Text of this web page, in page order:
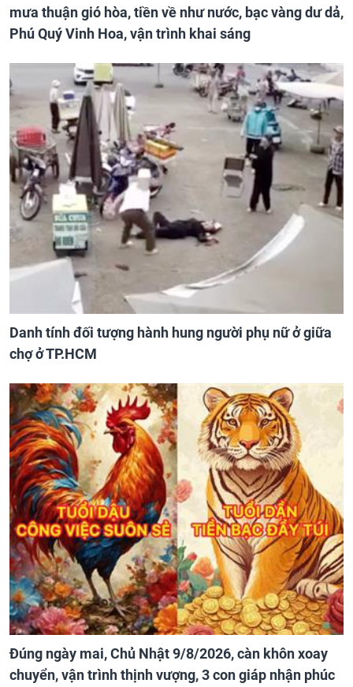
mưa thuận gió hòa, tiền về như nước, bạc vàng dư dả,
Phú Quý Vinh Hoa, vận trình khai sáng
Danh tính đối tượng hành hung người phụ nữ ở giữa
chợ ở TP.HCM
Đúng ngày mai, Chủ Nhật 9/8/2026, càn khôn xoay
chuyển, vận trình thịnh vượng, 3 con giáp nhận phúc